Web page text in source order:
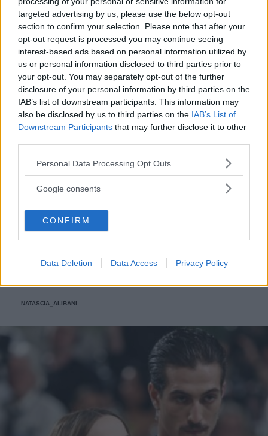
targeted advertising by us, please use the below opt-out
section to confirm your selection. Please note that after your
opt-out request is processed you may continue seeing
interest-based ads based on personal information utilized by
us or personal information disclosed to third parties prior to
your opt-out. You may separately opt-out of the further
disclosure of your personal information by third parties on the
IAB’s list of downstream participants. This information may
also be disclosed by us to third parties on the IAB’s List of
Downstream Participants that may further disclose it to other
Please note that this website/app uses one or more Google
not limited to your visit or usage behaviour. You may click to
use your data for below specified purposes in below Google
consent section.
Personal Data Processing Opt Outs
Google consents
CONFIRM
Data Deletion Data Access Privacy Policy
Tailleur cerimonia 2025
economici: i più belli di Zara,
Zalando, H&M, Mango e altri
bella stagione alle porte significa solo una cosa,
NATASCIA_ALIBANI